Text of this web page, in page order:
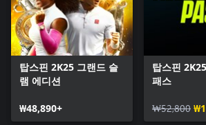
탑스핀 2K25 그랜드 슬
램 에디션
₩48,890+
탑스핀
패스
₩52,800